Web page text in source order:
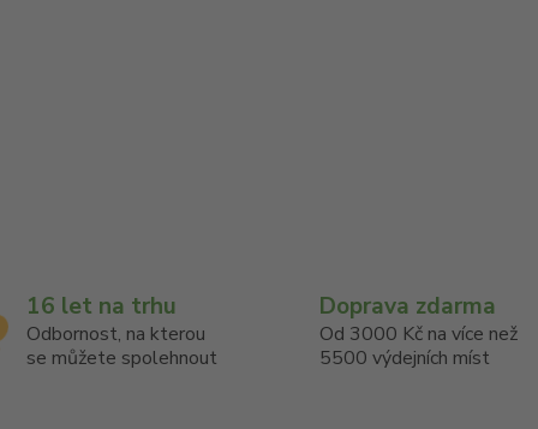
16 let na trhu
Odbornost, na kterou
se můžete spolehnout
Doprava zdarma
Od 3000 Kč na více než
5500 výdejních míst